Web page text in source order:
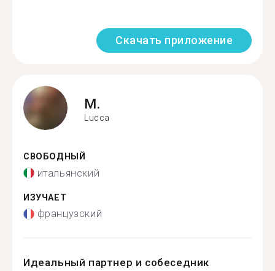
Скачать приложение
M.
Lucca
СВОБОДНЫЙ
итальянский
ИЗУЧАЕТ
французский
Идеальный партнер и собеседник